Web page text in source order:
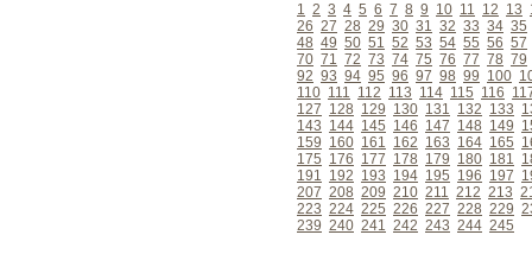
1 2 3 4 5 6 7 8 9 10 11 12 13
26 27 28 29 30 31 32 33 34 35
48 49 50 51 52 53 54 55 56 57
70 71 72 73 74 75 76 77 78 79
92 93 94 95 96 97 98 99 100
110 111 112 113 114 115 116
127 128 129 130 131 132 133
143 144 145 146 147 148 149
159 160 161 162 163 164 165
175 176 177 178 179 180 181
191 192 193 194 195 196 197
207 208 209 210 211 212 213
223 224 225 226 227 228 229
239 240 241 242 243 244 245